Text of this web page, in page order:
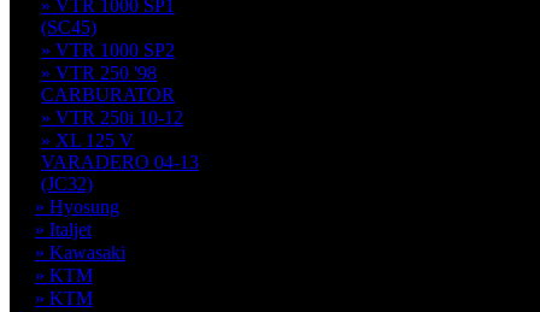
» VTR 1000 SP1
(SC45)
» VTR 1000 SP2
» VTR 250 '98
CARBURATOR
» VTR 250i 10-12
» XL 125 V
VARADERO 04-13
(JC32)
» Hyosung
» Italjet
» Kawasaki
» KTM
» KTM